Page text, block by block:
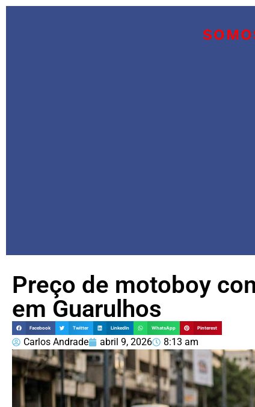
Preço de motoboy
em Guarulhos
Facebook Twitter LinkedIn WhatsApp Pinterest
Carlos Andrade abril 9, 2026 8:13 am